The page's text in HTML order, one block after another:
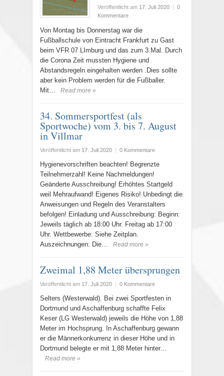
Veröffentlicht am 17. Juli 2020 | 0
Kommentare
Von Montag bis Donnerstag war die
Fußballschule von Eintracht Frankfurt zu Gast
beim VFR 07 LImburg und das zum 3.Mal. Durch
die Corona Zeit mussten Hygiene und
Abstandsregeln eingehalten werden .Dies sollte
aber kein Problem werden für die Fußballer.
Mit…
Read more »
34. Sommersportfest (als
Sportwoche) vom 3. bis 7. August
in Villmar
Veröffentlicht am 17. Juli 2020 | 0 Kommentare
Hygienevorschriften beachten! Begrenzte
Teilnehmerzahl! Keine Nachmeldungen!
Geänderte Ausschreibung! Erhöhtes Startgeld
weil Mehraufwand! Eigenes Risiko! Unbedingt die
Anweisungen und Regeln des Veranstalters
befolgen! Einladung und Ausschreibung: Beginn:
Jeweils täglich ab 18:00 Uhr. Freitag ab 17:00
Uhr. Wettbewerbe: Siehe Zeitplan.
Auszeichnungen: Die…
Read more »
Zweimal 1,88 Meter übersprungen
Veröffentlicht am 17. Juli 2020 | 0 Kommentare
Selters (Westerwald). Bei zwei Sportfesten in
Dortmund und Aschaffenburg schaffte Felix
Keser (LG Westerwald) jeweils die Höhe von 1,88
Meter im Hochsprung. In Aschaffenburg gewann
er die Männerkonkurrenz in dieser Höhe und in
Dortmund belegte er mit 1,88 Meter hinter…
Read more »